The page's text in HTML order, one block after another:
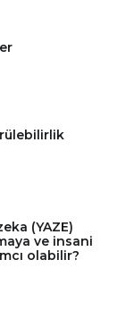
(YAZE)
ve insani
olabilir?